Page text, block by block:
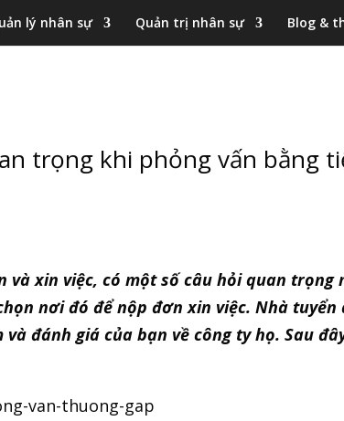
lý nhân sự Quản trị nhân sự Blog &
trọng khi phỏng vấn bằng
xin việc, có một số câu hỏi quan trọng
nơi đó để nộp đơn xin việc. Nhà
đánh giá của bạn về công ty họ. Sau